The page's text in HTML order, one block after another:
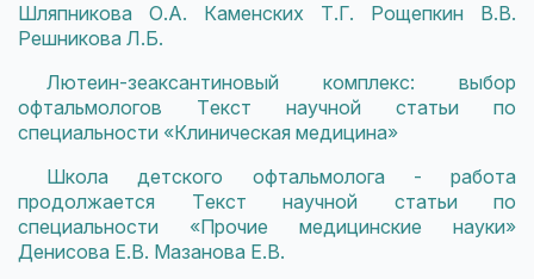
Шляпникова О.А. Каменских Т.Г. Рощепкин В.В.
Решникова Л.Б.
Лютеин-зеаксантиновый комплекс: выбор
офтальмологов Текст научной статьи по
специальности «Клиническая медицина»
Школа детского офтальмолога - работа
продолжается Текст научной статьи по
специальности «Прочие медицинские науки»
Денисова Е.В. Мазанова Е.В.